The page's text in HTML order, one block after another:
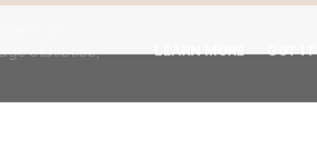
are
statistics,
LEARN MORE GOT IT